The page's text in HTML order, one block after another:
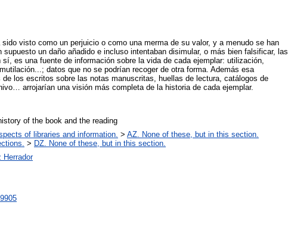
visto como un perjuicio o como una merma de su valor, y a menudo se han
supuesto un daño añadido e incluso intentaban disimular, o más bien falsificar, las
es una fuente de información sobre la vida de cada ejemplar: utilización,
datos que no se podrían recoger de otra forma. Además esa
los escritos sobre las notas manuscritas, huellas de lectura, catálogos de
arrojarían una visión más completa de la historia de cada ejemplar.
of the book and the reading
of libraries and information. > AZ. None of these, but in this section.
> DZ. None of these, but in this section.
Herrador